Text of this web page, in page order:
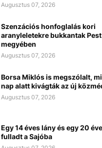
Augusztus 07, 2026
Szenzációs honfoglalás kori
aranyleletekre bukkantak Pest
megyében
Augusztus 07, 2026
Borsa Miklós is megszólalt,
nap alatt kivágták az új
Augusztus 07, 2026
Egy 14 éves lány és egy 20
fulladt a Sajóba